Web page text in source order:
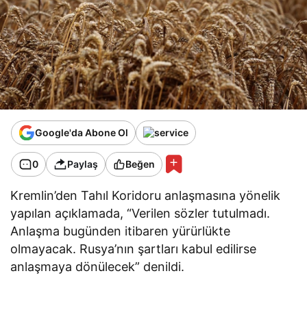
Google'da Abone Ol
0 Paylaş Beğen
Kremlin’den Tahıl Koridoru anlaşmasına yönelik
yapılan açıklamada, “Verilen sözler tutulmadı.
Anlaşma bugünden itibaren yürürlükte
olmayacak. Rusya’nın şartları kabul edilirse
anlaşmaya dönülecek” denildi.